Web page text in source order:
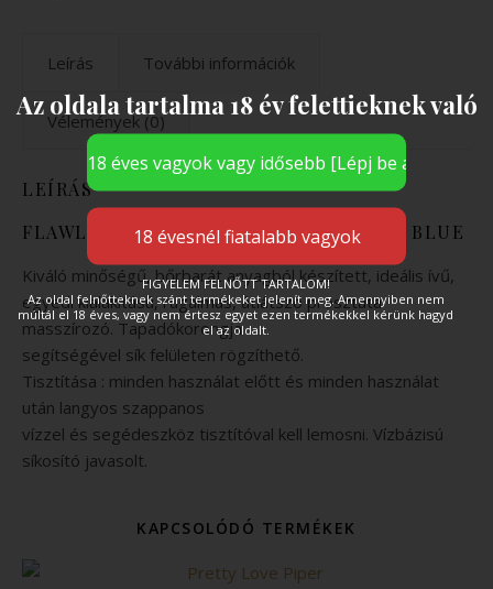
Leírás További információk
Vélemények (0)
LEÍRÁS
FLAWLESS CLEAR PROSTATE PLUG 6.5” BLUE
Kiváló minőségű, bőrbarát anyagból készített, ideális ívű,
egyedi kialakítású, rugalmas, átlátszó prosztata
masszírozó. Tapadókorongja
segítségével sík felületen rögzíthető.
Tisztítása : minden használat előtt és minden használat
után langyos szappanos
vízzel és segédeszköz tisztítóval kell lemosni. Vízbázisú
síkosító javasolt.
KAPCSOLÓDÓ TERMÉKEK
Az oldala tartalma 18 év felettieknek való
FIGYELEM FELNŐTT TARTALOM!
Az oldal felnőtteknek szánt termékeket jelenít meg. Amennyiben nem
múltál el 18 éves, vagy nem értesz egyet ezen termékekkel kérünk hagyd
el az oldalt.